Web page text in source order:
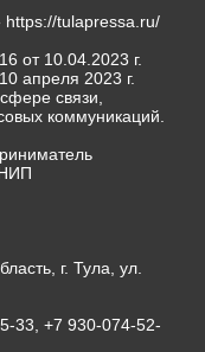
https://tulapressa.ru/
от 10.04.2023 г.
апреля 2023 г.
связи,
коммуникаций.
г. Тула, ул.
33, +7 930-074-52-